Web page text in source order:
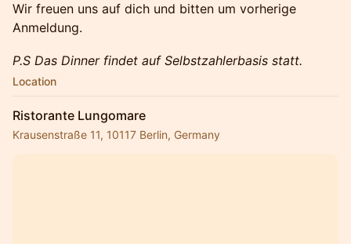
Wir freuen uns auf dich und bitten um vorherige
Anmeldung.
P.S Das Dinner findet auf Selbstzahlerbasis statt.
Location
Ristorante Lungomare
Krausenstraße 11, 10117 Berlin, Germany